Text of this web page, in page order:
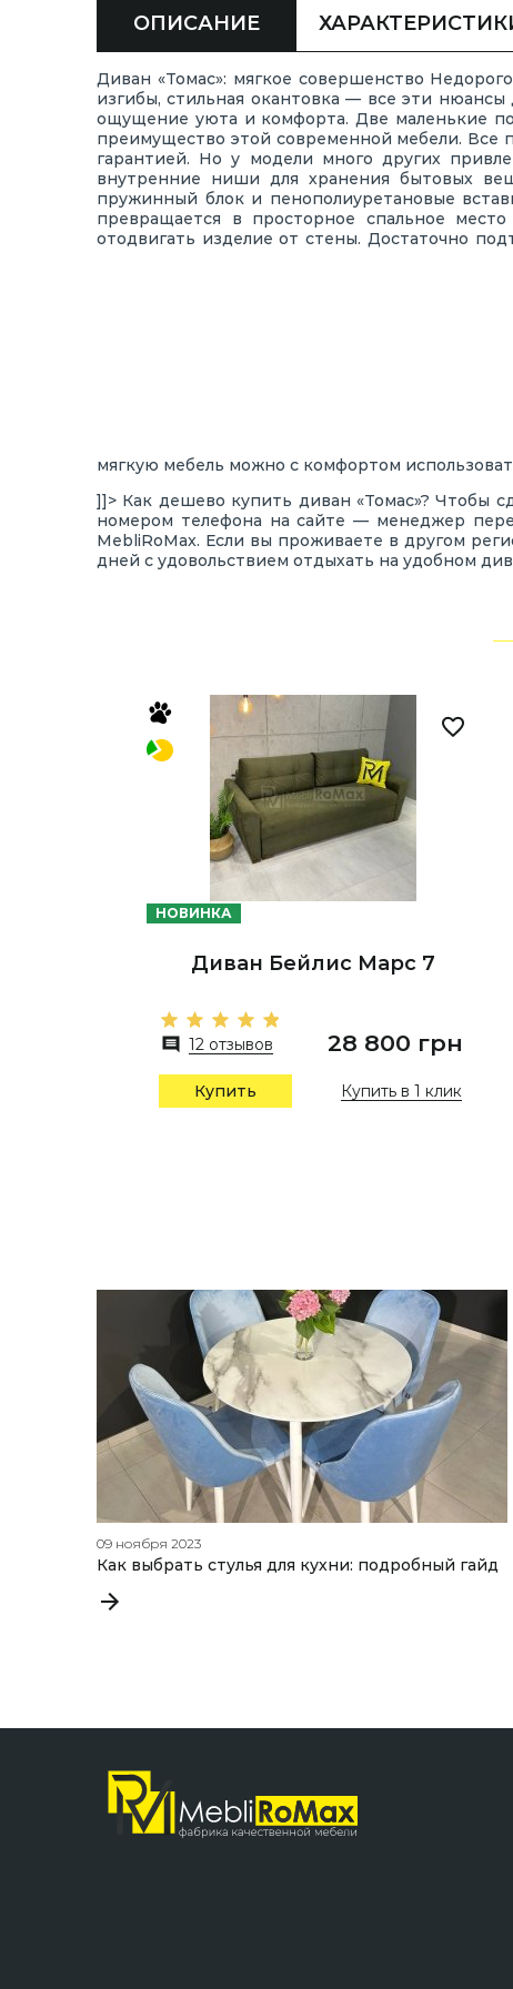
ОПИСАНИЕ
Диван «Томас»: мягкое совершенство
изгибы, стильная окантовка — все эти
ощущение уюта и комфорта. Две маленькие
преимущество этой современной мебели. Все
гарантией. Но у модели много других
внутренние ниши для хранения бытовых
пружинный блок и пенополиуретановые
превращается в просторное спальное
отодвигать изделие от стены. Достаточно
мягкую мебель можно с комфортом
]]> Как дешево купить диван «Томас»? Чтобы
номером телефона на сайте — менеджер
MebliRoMax. Если вы проживаете в другом
дней с удовольствием отдыхать на удобном
НОВИНКА
Диван Бейлис Марс 7
12 отзывов 28 800 грн
Купить Купить в 1 клик
09 ноября 2023
Как выбрать стулья для кухни: подробный гайд